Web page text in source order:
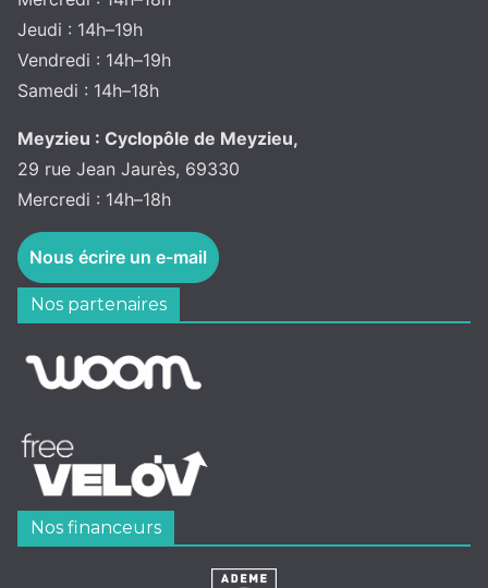
Jeudi : 14h–19h
Vendredi : 14h–19h
Samedi : 14h–18h
Meyzieu : Cyclopôle de Meyzieu,
29 rue Jean Jaurès, 69330
Mercredi : 14h–18h
Nous écrire un e-mail
Nos partenaires
Nos financeurs